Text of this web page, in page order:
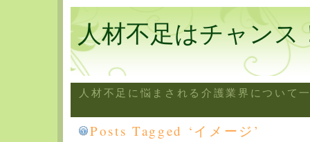
人材不足はチャンス
人材不足に悩まされる介護業界について
Posts Tagged ‘イメージ’